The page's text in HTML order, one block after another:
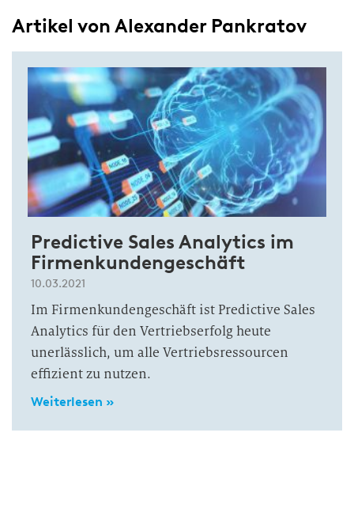
Artikel von Alexander Pankratov
Predictive Sales Analytics im
Firmenkundengeschäft
10.03.2021
Im Firmenkundengeschäft ist Predictive Sales
Analytics für den Vertriebserfolg heute
unerlässlich, um alle Vertriebsressourcen
effizient zu nutzen.
Weiterlesen »